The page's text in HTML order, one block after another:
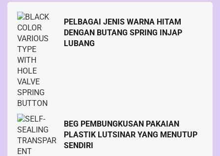
PELBAGAI JENIS WARNA HITAM
DENGAN BUTANG SPRING INJAP
LUBANG
BEG PEMBUNGKUSAN PAKAIAN
PLASTIK LUTSINAR YANG MENUTUP
SENDIRI